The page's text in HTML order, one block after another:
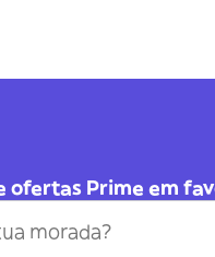
ofertas Prime em